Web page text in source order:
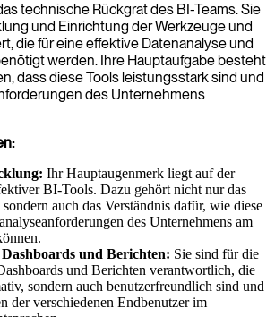
technische Rückgrat des BI-Teams. Sie
und Einrichtung der Werkzeuge und
die für eine effektive Datenanalyse und
werden. Ihre Hauptaufgabe besteht
dass diese Tools leistungsstark sind und
des Unternehmens
Ihr Hauptaugenmerk liegt auf der
BI-Tools. Dazu gehört nicht nur das
auch das Verständnis dafür, wie diese
des Unternehmens am
und Berichten: Sie sind für die
und Berichten verantwortlich, die
sondern auch benutzerfreundlich sind und
der verschiedenen Endbenutzer im